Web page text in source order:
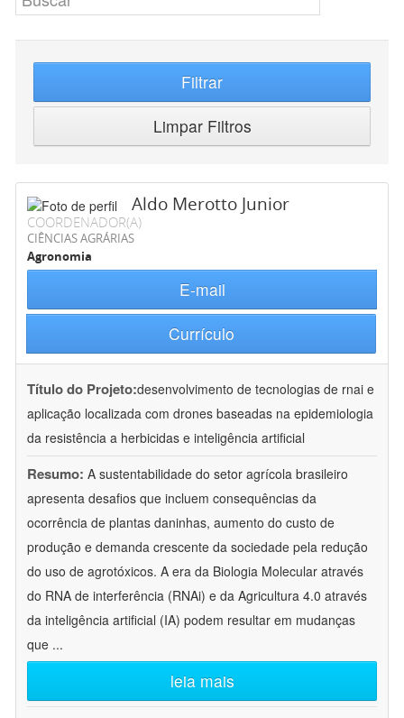
Filtrar
Limpar Filtros
Aldo Merotto Junior
COORDENADOR(A)
CIÊNCIAS AGRÁRIAS
Agronomia
E-mail
Currículo
Título do Projeto:desenvolvimento de tecnologias de rnai e
aplicação localizada com drones baseadas na epidemiologia
da resistência a herbicidas e inteligência artificial
Resumo: A sustentabilidade do setor agrícola brasileiro
apresenta desafios que incluem consequências da
ocorrência de plantas daninhas, aumento do custo de
produção e demanda crescente da sociedade pela redução
do uso de agrotóxicos. A era da Biologia Molecular através
do RNA de interferência (RNAi) e da Agricultura 4.0 através
da inteligência artificial (IA) podem resultar em mudanças
que ...
leia mais